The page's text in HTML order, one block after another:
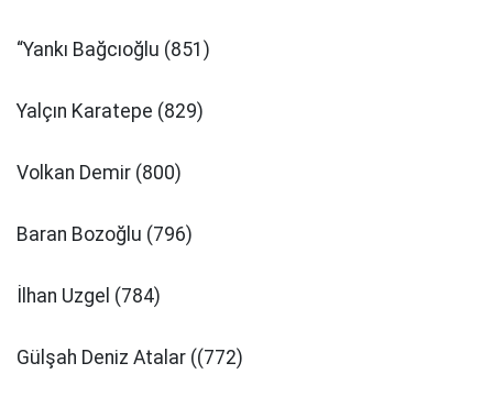
“Yankı Bağcıoğlu (851)
Yalçın Karatepe (829)
Volkan Demir (800)
Baran Bozoğlu (796)
İlhan Uzgel (784)
Gülşah Deniz Atalar ((772)